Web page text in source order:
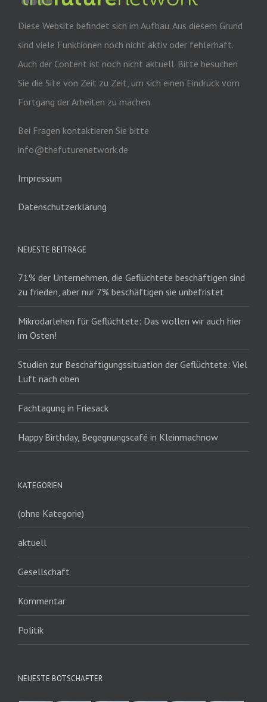
Diese Website befindet sich im Aufbau. Aus diesem Grund
sind viele Funktionen noch nicht aktiv oder fehlerhaft.
Auch der Content ist noch nicht aktuell. Bitte besuchen
Sie die Site von Zeit zu Zeit, um sich einen Eindruck vom
Fortgang der Arbeiten zu machen.
Bei Fragen kontaktieren Sie bitte
info@thefuturenetwork.de
Impressum
Datenschutzerklärung
NEUESTE BEITRÄGE
71% der Unternehmen, die Geflüchtete beschäftigen sind
zu frieden, aber nur 7% beschäftigen sie unbefristet
Mikrodarlehen für Geflüchtete: Das wollen wir auch hier
im Osten!
Studien zur Beschäftigungssituation der Geflüchtete: Viel
Luft nach oben
Fachtagung in Friesack
Happy Birthday, Begegnungscafé in Kleinmachnow
KATEGORIEN
(ohne Kategorie)
aktuell
Gesellschaft
Kommentar
Politik
NEUESTE BOTSCHAFTER